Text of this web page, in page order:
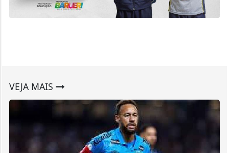
VEJA MAIS